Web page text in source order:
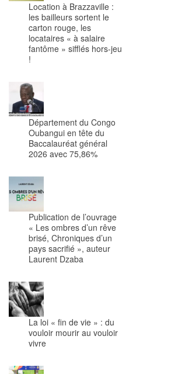
Location à Brazzaville :
les bailleurs sortent le
carton rouge, les
locataires « à salaire
fantôme » sifflés hors-jeu
!
Département du Congo
Oubangui en tête du
Baccalauréat général
2026 avec 75,86%
Publication de l’ouvrage
« Les ombres d’un rêve
brisé, Chroniques d’un
pays sacrifié », auteur
Laurent Dzaba
La loi « fin de vie » : du
vouloir mourir au vouloir
vivre